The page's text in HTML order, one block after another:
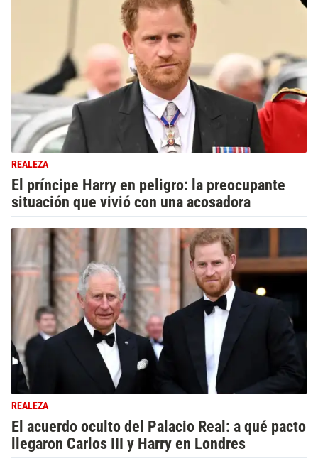
REALEZA
El príncipe Harry en peligro: la preocupante
situación que vivió con una acosadora
REALEZA
El acuerdo oculto del Palacio Real: a qué pacto
llegaron Carlos III y Harry en Londres